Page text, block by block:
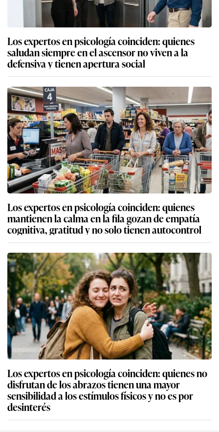
Los expertos en psicología coinciden: quienes
saludan siempre en el ascensor no viven a la
defensiva y tienen apertura social
Los expertos en psicología coinciden: quienes
mantienen la calma en la fila gozan de empatía
cognitiva, gratitud y no solo tienen autocontrol
Los expertos en psicología coinciden: quienes no
disfrutan de los abrazos tienen una mayor
sensibilidad a los estímulos físicos y no es por
desinterés